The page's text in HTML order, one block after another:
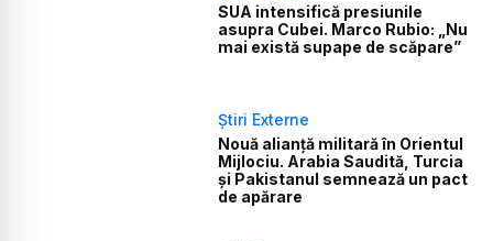
SUA intensifică presiunile
asupra Cubei. Marco Rubio: „Nu
mai există supape de scăpare”
Știri Externe
Nouă alianță militară în Orientul
Mijlociu. Arabia Saudită, Turcia
și Pakistanul semnează un pact
de apărare